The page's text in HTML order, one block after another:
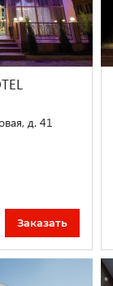
д. 41
Заказать